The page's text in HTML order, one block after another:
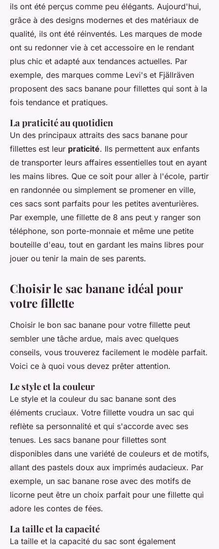
ils ont été perçus comme peu élégants. Aujourd'hui,
grâce à des designs modernes et des matériaux de
qualité, ils ont été réinventés. Les marques de mode
ont su redonner vie à cet accessoire en le rendant
plus chic et adapté aux tendances actuelles. Par
exemple, des marques comme Levi's et Fjällräven
proposent des sacs banane pour fillettes qui sont à la
fois tendance et pratiques.
La praticité au quotidien
Un des principaux attraits des sacs banane pour
fillettes est leur praticité. Ils permettent aux enfants
de transporter leurs affaires essentielles tout en ayant
les mains libres. Que ce soit pour aller à l'école, partir
en randonnée ou simplement se promener en ville,
ces sacs sont parfaits pour les petites aventurières.
Par exemple, une fillette de 8 ans peut y ranger son
téléphone, son porte-monnaie et même une petite
bouteille d'eau, tout en gardant les mains libres pour
jouer ou tenir la main de ses parents.
Choisir le sac banane idéal pour
votre fillette
Choisir le bon sac banane pour votre fillette peut
sembler une tâche ardue, mais avec quelques
conseils, vous trouverez facilement le modèle parfait.
Voici ce à quoi vous devez prêter attention.
Le style et la couleur
Le style et la couleur du sac banane sont des
éléments cruciaux. Votre fillette voudra un sac qui
reflète sa personnalité et qui s'accorde avec ses
tenues. Les sacs banane pour fillettes sont
disponibles dans une variété de couleurs et de motifs,
allant des pastels doux aux imprimés audacieux. Par
exemple, un sac banane rose avec des motifs de
licorne peut être un choix parfait pour une fillette qui
adore les contes de fées.
La taille et la capacité
La taille et la capacité du sac sont également